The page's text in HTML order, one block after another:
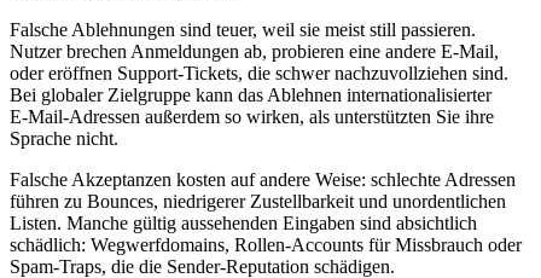
Falsche Ablehnungen sind teuer, weil sie meist still passieren.
Nutzer brechen Anmeldungen ab, probieren eine andere E‑Mail,
oder eröffnen Support‑Tickets, die schwer nachzuvollziehen sind.
Bei globaler Zielgruppe kann das Ablehnen internationalisierter
E‑Mail‑Adressen außerdem so wirken, als unterstützten Sie ihre
Sprache nicht.
Falsche Akzeptanzen kosten auf andere Weise: schlechte Adressen
führen zu Bounces, niedrigerer Zustellbarkeit und unordentlichen
Listen. Manche gültig aussehenden Eingaben sind absichtlich
schädlich: Wegwerfdomains, Rollen‑Accounts für Missbrauch oder
Spam‑Traps, die die Sender‑Reputation schädigen.